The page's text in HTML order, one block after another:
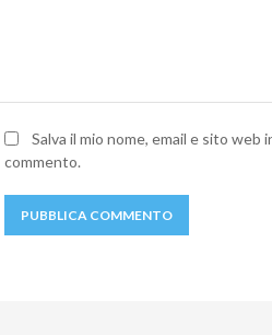
Nome:Salva il mio nome, email e sito
commento.